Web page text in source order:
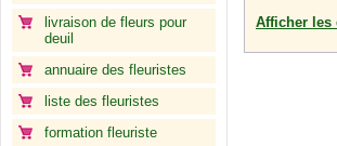
livraison de fleurs pour
deuil
annuaire des fleuristes
liste des fleuristes
formation fleuriste
Afficher les